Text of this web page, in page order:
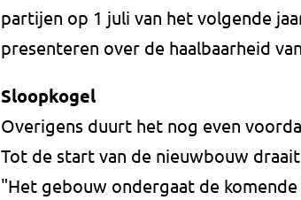
partijen op 1 juli van het volgende
presenteren over de haalbaarheid
Sloopkogel
Overigens duurt het nog even
Tot de start van de nieuwbouw
"Het gebouw ondergaat de